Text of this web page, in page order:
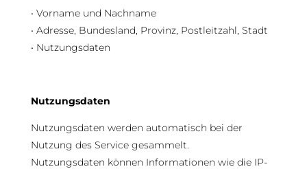
• Vorname und Nachname
• Adresse, Bundesland, Provinz, Postleitzahl, Stadt
• Nutzungsdaten
Nutzungsdaten
Nutzungsdaten werden automatisch bei der
Nutzung des Service gesammelt.
Nutzungsdaten können Informationen wie die IP-